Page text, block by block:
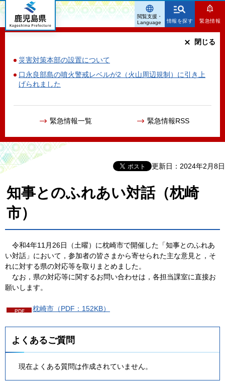
鹿児島県
情報を探す 緊急情報
災害対策本部の設置について
口永良部島の噴火警戒レベルが2（火山周辺規制）に引き上
げられました
緊急情報一覧 緊急情報RSS
閉じる
閲覧支援・
Language
更新日：2024年2月8日
知事とのふれあい対話（枕崎
市）
令和4年11月26日（土曜）に枕崎市で開催した「知事とのふれあ
い対話」において， 参加者の皆さまから寄せられた主な意見と，そ
れに対する県の対応等を取りまとめました。
なお，県の対応等に関するお問い合わせは，各担当課室に直接お
願いします。
枕崎市（PDF：152KB）
よくあるご質問
現在よくある質問は作成されていません。